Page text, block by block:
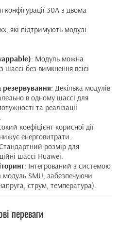
конфігурації 30А з двома
які підтримують модулі
: Модуль можна
без вимкнення всієї
резервування: Декілька модулів
в одному шассі для
та реалізації
коефіцієнт корисної дії
енерговитрати.
розмір для
шассі Huawei.
: Інтегрований з системою
модуль SMU, забезпечуючи
струм, температура).
переваги